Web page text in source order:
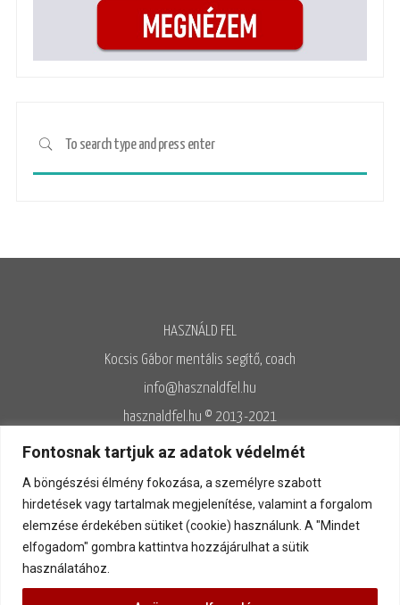
Fontosnak tartjuk az adatok védelmét
A böngészési élmény fokozása, a személyre szabott
hirdetések vagy tartalmak megjelenítése, valamint a forgalom
elemzése érdekében sütiket (cookie) használunk. A "Mindet
elfogadom" gombra kattintva hozzájárulhat a sütik
használatához.
HASZNÁLD FEL
Kocsis Gábor mentális segítő, coach
info@hasznaldfel.hu
hasznaldfel.hu © 2013-2021
Írásaim szerzői jogi védelem alatt állnak, felhasználásuk kizárólag az
Adatvédelmi szabályzatnak megfelelően engedélyezett.
Adatvédelem◊Adatkezelés◊Általános szerződési feltételek◊
Kapcsolat